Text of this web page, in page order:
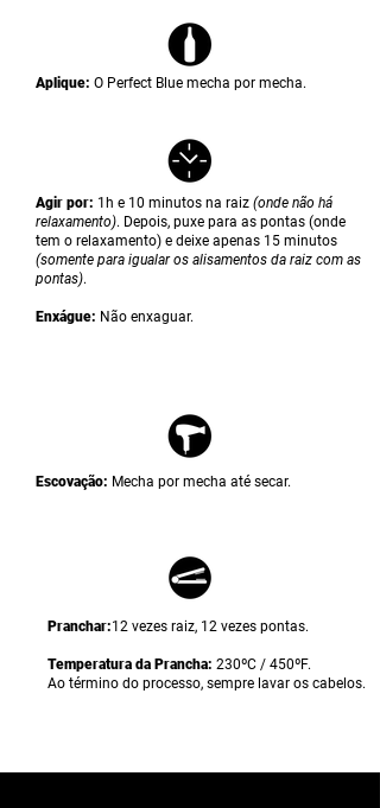
Aplique: O Perfect Blue mecha por mecha.
Agir por: 1h e 10 minutos na raiz (onde não há
relaxamento). Depois, puxe para as pontas (onde
tem o relaxamento) e deixe apenas 15 minutos
(somente para igualar os alisamentos da raiz com as
pontas).
Enxágue: Não enxaguar.
Escovação: Mecha por mecha até secar.
Pranchar:12 vezes raiz, 12 vezes pontas.
Temperatura da Prancha: 230ºC / 450ºF.
Ao término do processo, sempre lavar os cabelos.